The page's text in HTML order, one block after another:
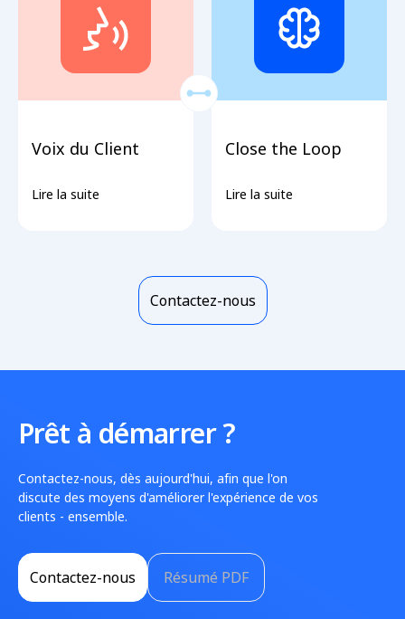
Voix du Client
Lire la suite
Close the Loop
Lire la suite
Contactez-nous
Prêt à démarrer ?
Contactez-nous, dès aujourd'hui, afin que l'on
discute des moyens d'améliorer l'expérience de vos
clients - ensemble.
Contactez-nous Résumé PDF